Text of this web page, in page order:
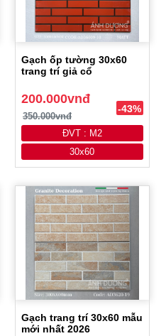
Gạch ốp tường 30x60
trang trí giả cổ
200.000vnđ
350.000vnđ
-43%
ĐVT : M2
30x60
Gạch trang trí 30x60 mẫu
mới nhất 2026